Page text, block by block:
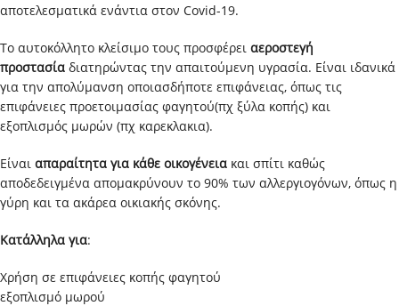
αποτελεσματικά ενάντια στον Covid-19.
Το αυτοκόλλητο κλείσιμο τους προσφέρει αεροστεγή
προστασία διατηρώντας την απαιτούμενη υγρασία. Είναι ιδανικά
για την απολύμανση οποιασδήποτε επιφάνειας, όπως τις
επιφάνειες προετοιμασίας φαγητού(πχ ξύλα κοπής) και
εξοπλισμός μωρών (πχ καρεκλακια).
Είναι απαραίτητα για κάθε οικογένεια και σπίτι καθώς
αποδεδειγμένα απομακρύνουν το 90% των αλλεργιογόνων, όπως η
γύρη και τα ακάρεα οικιακής σκόνης.
Κατάλληλα για:
Χρήση σε επιφάνειες κοπής φαγητού
εξοπλισμό μωρού